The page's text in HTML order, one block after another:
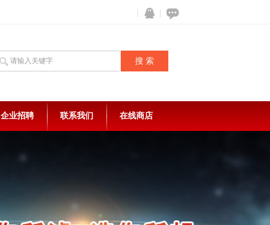
企业招聘 联系我们 在线商店